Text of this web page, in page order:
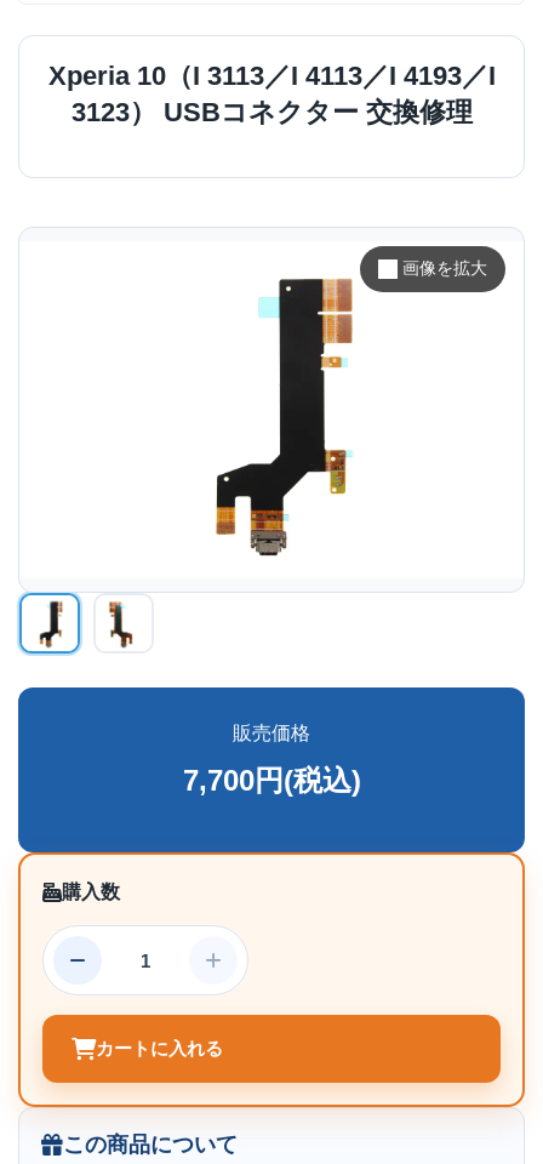
Xperia 10（I 3113／I 4113／I 4193／I
3123） USBコネクター 交換修理
画像を拡大
販売価格
7,700円(税込)
購入数
カートに入れる
この商品について